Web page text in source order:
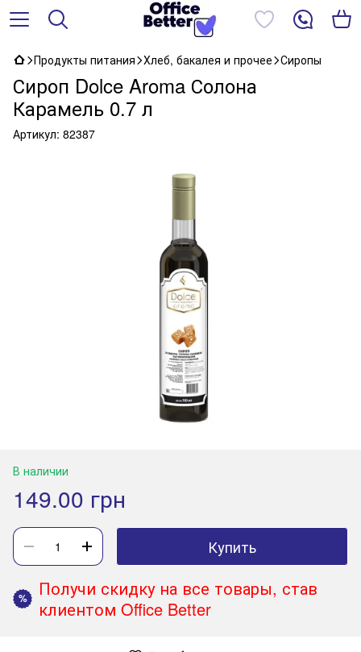
Продукты питания Хлеб, бакалея и прочее Сиропы
Сироп Dolce Aroma Солона
Карамель 0.7 л
Артикул: 82387
В наличии
149.00 грн
Купить
%
Получи скидку на все товары, став
клиентом Office Better